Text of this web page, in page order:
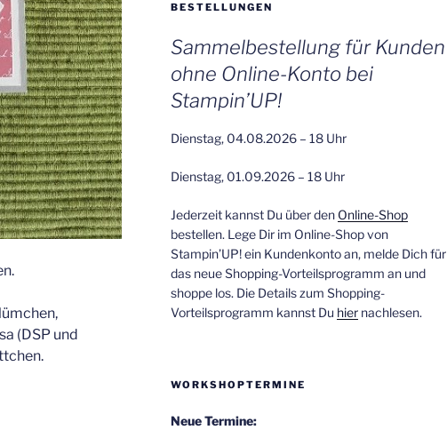
(DSP und
BESTELLUNGEN
Sammelbestellung für Kunden
ohne Online-Konto bei
Stampin’UP!
Dienstag, 04.08.2026 – 18 Uhr
Dienstag, 01.09.2026 – 18 Uhr
Jederzeit kannst Du über den Online-Shop
bestellen. Lege Dir im Online-Shop von
Stampin’UP! ein Kundenkonto an, melde Dich für
das neue Shopping-Vorteilsprogramm an und
shoppe los. Die Details zum Shopping-
Vorteilsprogramm kannst Du hiernachlesen.
WORKSHOPTERMINE
Neue Termine: